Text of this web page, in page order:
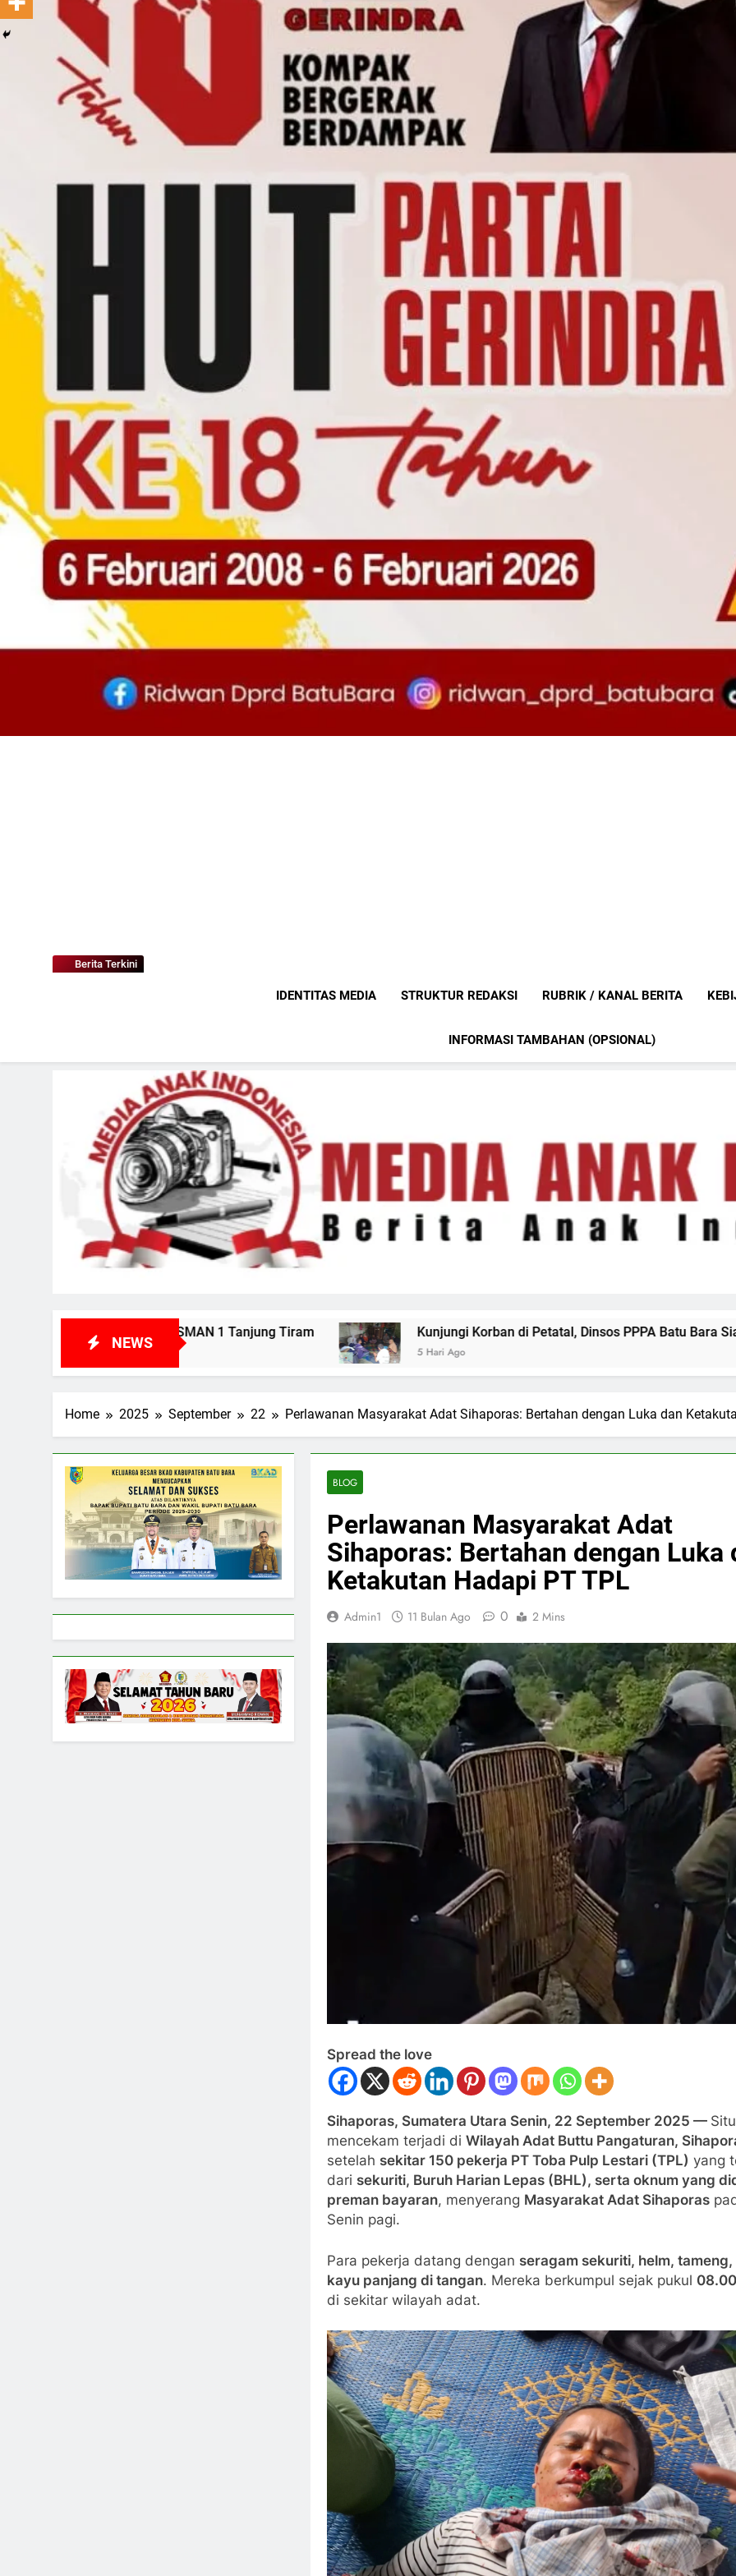
Berita Terkini
IDENTITAS MEDIA STRUKTUR REDAKSI RUBRIK / KANAL BERITA
INFORMASI TAMBAHAN (OPSIONAL)
NEWS
1 Tanjung Tiram Kunjungi Korban di Petatal, Dinsos PPPA Batu Bara Siapkan Pendampingan
Home 2025 September 22 Perlawanan Masyarakat Adat Sihaporas: Bertahan dengan Luka dan
BLOG
Perlawanan Masyarakat Adat
Sihaporas: Bertahan dengan Luka
Ketakutan Hadapi PT TPL
Admin1 11 Bulan Ago 0 2 Mins
Spread the love
Sihaporas, Sumatera Utara Senin, 22 September 2025 —
mencekam terjadi di Wilayah Adat Buttu Pangaturan,
setelah sekitar 150 pekerja PT Toba Pulp Lestari (TPL) yang
dari sekuriti, Buruh Harian Lepas (BHL), serta oknum yang
preman bayaran, menyerang Masyarakat Adat Sihaporas
Senin pagi.
Para pekerja datang dengan seragam sekuriti, helm, tameng,
kayu panjang di tangan. Mereka berkumpul sejak pukul
di sekitar wilayah adat.